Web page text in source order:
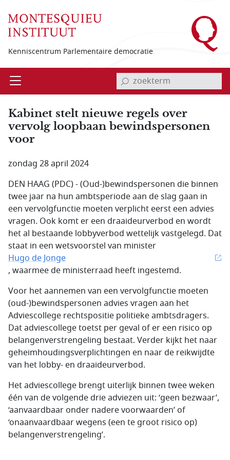
Kenniscentrum Parlementaire democratie
Open invoerveld zoekterm
Kabinet stelt nieuwe regels over
vervolg loopbaan bewindspersonen
voor
zondag 28 april 2024
DEN HAAG (PDC) - (Oud-)bewindspersonen die binnen
twee jaar na hun ambtsperiode aan de slag gaan in
een vervolgfunctie moeten verplicht eerst een advies
vragen. Ook komt er een draaideurverbod en wordt
het al bestaande lobbyverbod wettelijk vastgelegd. Dat
staat in een wetsvoorstel van minister
Hugo de Jonge
, waarmee de ministerraad heeft ingestemd.
Voor het aannemen van een vervolgfunctie moeten
(oud-)bewindspersonen advies vragen aan het
Adviescollege rechtspositie politieke ambtsdragers.
Dat adviescollege toetst per geval of er een risico op
belangenverstrengeling bestaat. Verder kijkt het naar
geheimhoudingsverplichtingen en naar de reikwijdte
van het lobby- en draaideurverbod.
Het adviescollege brengt uiterlijk binnen twee weken
één van de volgende drie adviezen uit: ‘geen bezwaar’,
‘aanvaardbaar onder nadere voorwaarden’ of
‘onaanvaardbaar wegens (een te groot risico op)
belangenverstrengeling’.